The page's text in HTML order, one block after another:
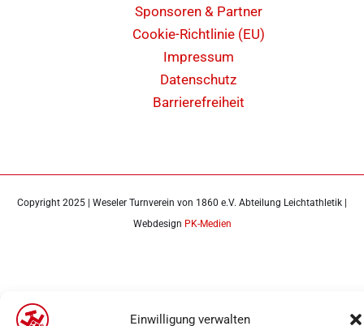
Einwilligung verwalten
Sponsoren & Partner
Cookie-Richtlinie (EU)
Impressum
Datenschutz
Barrierefreiheit
Copyright 2025 | Weseler Turnverein von 1860 e.V. Abteilung Leichtathletik |
Webdesign PK-Medien